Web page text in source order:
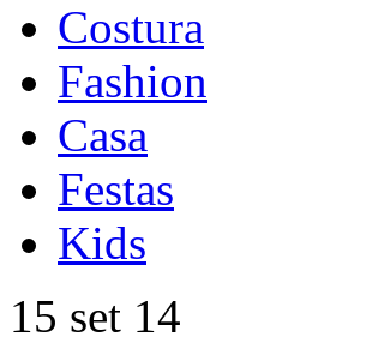
Costura
Fashion
Casa
Festas
Kids
15 set 14